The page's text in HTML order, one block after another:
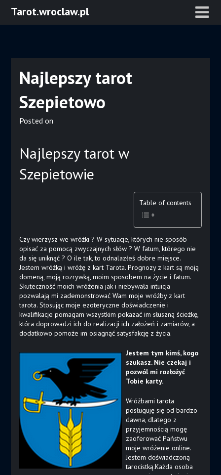
SkipTarot.wroclaw.pl
Najlepszy tarot
Szepietowo
Posted on
Najlepszy tarot w
Szepietowie
Table of contents
Czy wierzysz we wróżki ? W sytuacje, których nie sposób
opisać za pomocą zwyczajnych słów ? W fatum, którego nie
da się uniknąć ? O ile tak, to odnalazłeś dobre miejsce.
Jestem wróżką i wróżę z kart Tarota. Prognozy z kart są moją
domeną, moją rozrywką, moim sposobem na życie i fatum.
Skuteczność moich wróżenia jak i niebywała intuicja
pozwalają mi zademonstrować Wam moje wróżby z kart
tarota. Stosując moje ezoteryczne doświadczenie i
kwalifikacje pomagam wszystkim pokazać im słuszną ścieżkę,
która doprowadzi ich do realizacji ich założeń i zamiarów, a
dodatkowo pomoże im osiagnąć satysfakcję z życia.
Jestem tym kimś, kogo
szukasz. Nie czekaj i
pozwól mi rozłożyć
Tobie karty.
Wróżbami tarota
posługuję się od bardzo
dawna, dlatego z
przyjemnością mogę
zaoferować Państwu
moje wróżenie online.
Jestem doświadczoną
tarocistką.Każda osoba